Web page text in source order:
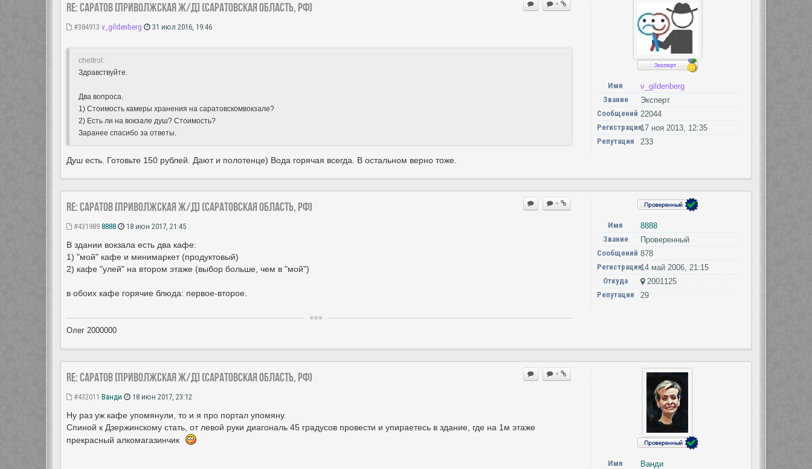
+
Re: Саратов [Приволжская ж/д] (Саратовская область, РФ)
#384913 v_gildenberg 31 июл 2016, 19:46
cheltrol:
Здравствуйте.
Два вопроса.
1) Стоимость камеры хранения на саратовскомвокзале?
2) Есть ли на вокзале душ? Стоимость?
Заранее спасибо за ответы.
Душ есть. Готовьте 150 рублей. Дают и полотенце) Вода горячая всегда. В остальном верно тоже.
Имя
v_gildenberg
Звание
Эксперт
Сообщений 22044
Регистрация17 ноя 2013, 12:35
Репутация
233
+
Re: Саратов [Приволжская ж/д] (Саратовская область, РФ)
#431989 8888 18 июн 2017, 21:45
В здании вокзала есть два кафе:
1) "мой" кафе и минимаркет (продуктовый)
2) кафе "улей" на втором этаже (выбор больше, чем в "мой")
в обоих кафе горячие блюда: первое-второе.
Олег 2000000
Имя
8888
Звание
Проверенный
Сообщений 878
Регистрация14 май 2006, 21:15
Откуда
2001125
Репутация
29
+
Re: Саратов [Приволжская ж/д] (Саратовская область, РФ)
#432011 Ванди 18 июн 2017, 23:12
Ну раз уж кафе упомянули, то и я про портал упомяну.
Спиной к Дзержинскому стать, от левой руки диагональ 45 градусов провести и упираетесь в здание, где на 1м этаже
прекрасный алкомагазинчик
Имя
Ванди